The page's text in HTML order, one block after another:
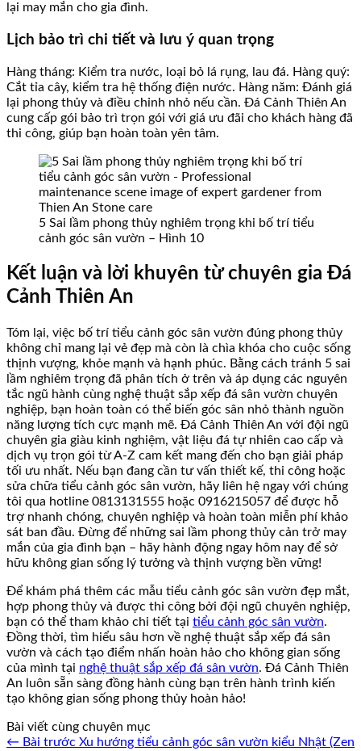
lại may mắn cho gia đình.
Lịch bảo trì chi tiết và lưu ý quan trọng
Hàng tháng: Kiểm tra nước, loại bỏ lá rụng, lau đá. Hàng quý:
Cắt tỉa cây, kiểm tra hệ thống điện nước. Hàng năm: Đánh giá
lại phong thủy và điều chỉnh nhỏ nếu cần. Đá Cảnh Thiên An
cung cấp gói bảo trì trọn gói với giá ưu đãi cho khách hàng đã
thi công, giúp bạn hoàn toàn yên tâm.
5 Sai lầm phong thủy nghiêm trọng khi bố trí tiểu
cảnh góc sân vườn – Hình 10
Kết luận và lời khuyên từ chuyên gia Đá
Cảnh Thiên An
Tóm lại, việc bố trí tiểu cảnh góc sân vườn đúng phong thủy
không chỉ mang lại vẻ đẹp mà còn là chìa khóa cho cuộc sống
thịnh vượng, khỏe mạnh và hạnh phúc. Bằng cách tránh 5 sai
lầm nghiêm trọng đã phân tích ở trên và áp dụng các nguyên
tắc ngũ hành cùng nghệ thuật sắp xếp đá sân vườn chuyên
nghiệp, bạn hoàn toàn có thể biến góc sân nhỏ thành nguồn
năng lượng tích cực mạnh mẽ. Đá Cảnh Thiên An với đội ngũ
chuyên gia giàu kinh nghiệm, vật liệu đá tự nhiên cao cấp và
dịch vụ trọn gói từ A-Z cam kết mang đến cho bạn giải pháp
tối ưu nhất. Nếu bạn đang cần tư vấn thiết kế, thi công hoặc
sửa chữa tiểu cảnh góc sân vườn, hãy liên hệ ngay với chúng
tôi qua hotline 0813131555 hoặc 0916215057 để được hỗ
trợ nhanh chóng, chuyên nghiệp và hoàn toàn miễn phí khảo
sát ban đầu. Đừng để những sai lầm phong thủy cản trở may
mắn của gia đình bạn – hãy hành động ngay hôm nay để sở
hữu không gian sống lý tưởng và thịnh vượng bền vững!
Để khám phá thêm các mẫu tiểu cảnh góc sân vườn đẹp mắt,
hợp phong thủy và được thi công bởi đội ngũ chuyên nghiệp,
bạn có thể tham khảo chi tiết tại tiểu cảnh góc sân vườn.
Đồng thời, tìm hiểu sâu hơn về nghệ thuật sắp xếp đá sân
vườn và cách tạo điểm nhấn hoàn hảo cho không gian sống
của mình tại nghệ thuật sắp xếp đá sân vườn. Đá Cảnh Thiên
An luôn sẵn sàng đồng hành cùng bạn trên hành trình kiến
tạo không gian sống phong thủy hoàn hảo!
Bài viết cùng chuyên mục
← Bài trước Xu hướng tiểu cảnh góc sân vườn kiểu Nhật (Zen